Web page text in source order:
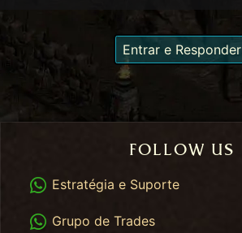
Entrar e Responder
FOLLOW US
WhatsApp
Estratégia e Suporte
WhatsApp Trades
Grupo de Trades